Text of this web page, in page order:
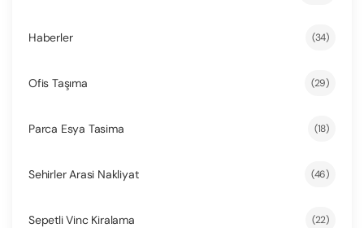
Haberler (34)
Ofis Taşıma (29)
Parca Esya Tasima (18)
Sehirler Arasi Nakliyat (46)
Sepetli Vinc Kiralama (22)